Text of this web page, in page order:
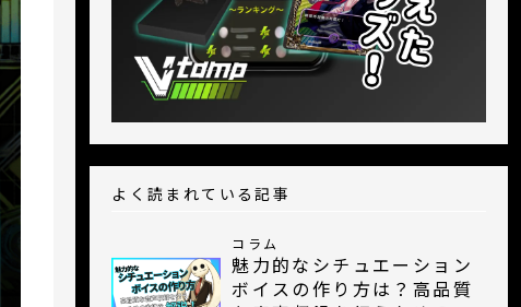
よく読まれている記事
コラム
魅力的なシチュエーション
ボイスの作り方は？高品質